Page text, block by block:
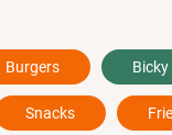
Burgers
Snacks